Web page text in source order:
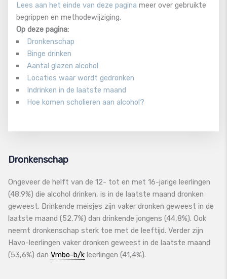
Lees aan het einde van deze pagina meer over gebruikte
begrippen en methodewijziging.
Op deze pagina:
Dronkenschap
Binge drinken
Aantal glazen alcohol
Locaties waar wordt gedronken
Indrinken in de laatste maand
Hoe komen scholieren aan alcohol?
Dronkenschap
Ongeveer de helft van de 12- tot en met 16-jarige leerlingen
(48,9%) die alcohol drinken, is in de laatste maand dronken
geweest. Drinkende meisjes zijn vaker dronken geweest in de
laatste maand (52,7%) dan drinkende jongens (44,8%). Ook
neemt dronkenschap sterk toe met de leeftijd. Verder zijn
Havo-leerlingen vaker dronken geweest in de laatste maand
(53,6%) dan Vmbo-b/k leerlingen (41,4%).